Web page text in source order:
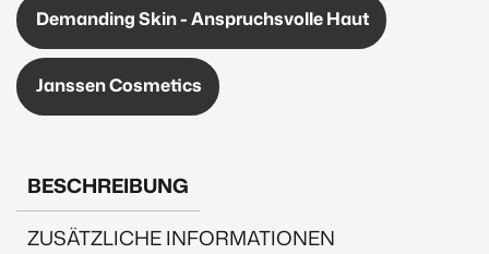
Demanding Skin - Anspruchsvolle Haut
Janssen Cosmetics
BESCHREIBUNG
ZUSÄTZLICHE INFORMATIONEN